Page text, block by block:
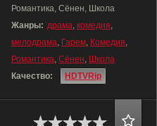
Романтика, Сёнен, Школа
Жанры: драма, комедия,
мелодрама, Гарем, Комедия,
Романтика, Сёнен, Школа
Качество:
HDTVRip